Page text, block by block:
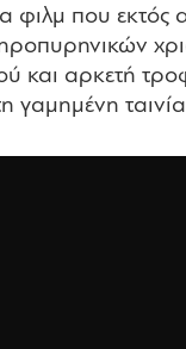
φιλμ που
και αρκετή
γαμημένη